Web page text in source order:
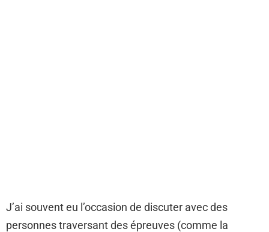
J’ai souvent eu l’occasion de discuter avec des
personnes traversant des épreuves (comme la